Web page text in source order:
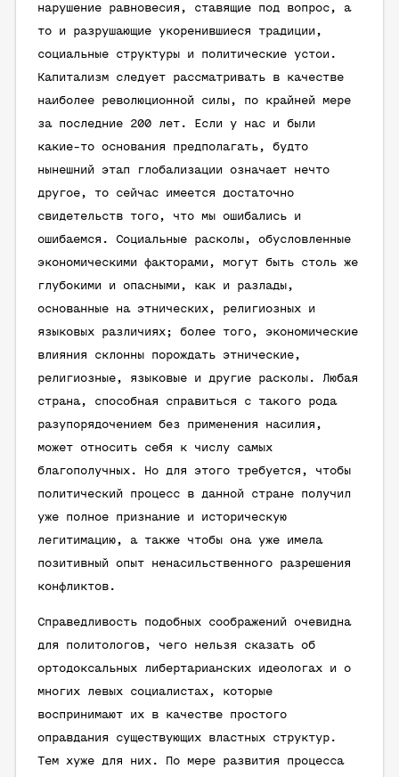
нарушение равновесия, ставящие под вопрос, а
то и разрушающие укоренившиеся традиции,
социальные структуры и политические устои.
Капитализм следует рассматривать в качестве
наиболее революционной силы, по крайней мере
за последние 200 лет. Если у нас и были
какие-то основания предполагать, будто
нынешний этап глобализации означает нечто
другое, то сейчас имеется достаточно
свидетельств того, что мы ошибались и
ошибаемся. Социальные расколы, обусловленные
экономическими факторами, могут быть столь же
глубокими и опасными, как и разлады,
основанные на этнических, религиозных и
языковых различиях; более того, экономические
влияния склонны порождать этнические,
религиозные, языковые и другие расколы. Любая
страна, способная справиться с такого рода
разупорядочением без применения насилия,
может относить себя к числу самых
благополучных. Но для этого требуется, чтобы
политический процесс в данной стране получил
уже полное признание и историческую
легитимацию, а также чтобы она уже имела
позитивный опыт ненасильственного разрешения
конфликтов.
Справедливость подобных соображений очевидна
для политологов, чего нельзя сказать об
ортодоксальных либертарианских идеологах и о
многих левых социалистах, которые
воспринимают их в качестве простого
оправдания существующих властных структур.
Тем хуже для них. По мере развития процесса